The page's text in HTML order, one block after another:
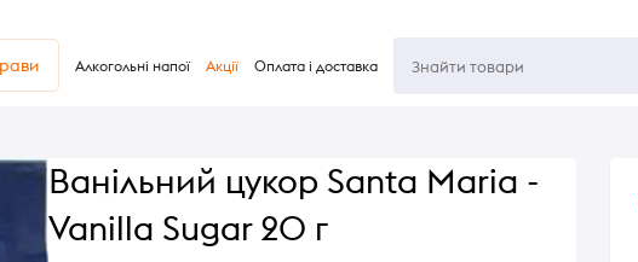
Алкогольні напої Акції Оплата і доставка
Ванільний цукор Santa Maria -
Vanilla Sugar 20 г